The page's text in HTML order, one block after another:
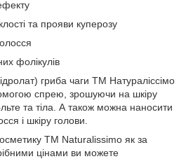
та прояви куперозу
фолікулів
гриба чаги ТМ Натураліссімо
спрею, зрошуючи на шкіру
та тіла. А також можна наносити
і шкіру голови.
ТМ Naturalissimo як за
цінами ви можете